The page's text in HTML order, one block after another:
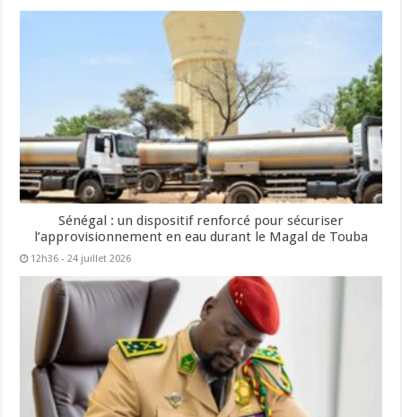
Sénégal : un dispositif renforcé pour sécuriser
l’approvisionnement en eau durant le Magal de Touba
12h36 - 24 juillet 2026